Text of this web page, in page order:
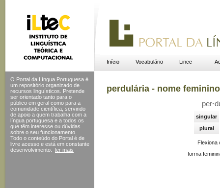
Início Vocabulário Lince
O Portal da Língua Portuguesa é
um repositório organizado de
recursos linguísticos. Pretende
ser orientado tanto para o
público em geral como para a
comunidade científica, servindo
de apoio a quem trabalha com a
língua portuguesa e a todos os
que têm interesse ou dúvidas
sobre o seu funcionamento.
Todo o conteúdo do Portal é de
livre acesso e está em constante
desenvolvimento.
ler mais
perdulária - nome feminino
per·
singular
plural
Flexiona
forma